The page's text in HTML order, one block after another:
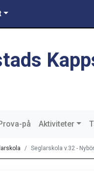
på Aktiviteter
Seglarskola v.32 -